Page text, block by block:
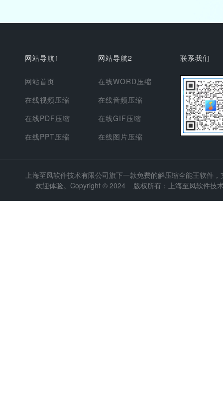
网站导航1
网站首页
在线视频压缩
在线PDF压缩
在线PPT压缩
网站导航2
在线WORD压缩
在线音频压缩
在线GIF压缩
在线图片压缩
联系我们
上海至凤软件技术有限公司旗下一款免费的解压缩全能王软件
欢迎体验。Copyright © 2024 版权所有：上海至凤软件技